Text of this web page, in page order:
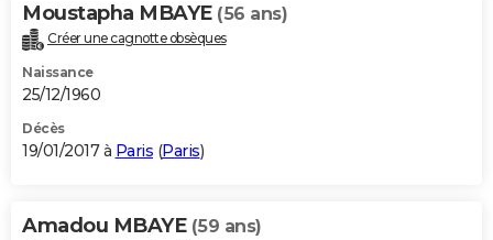
Moustapha MBAYE (56 ans)
Créer une cagnotte obsèques
Naissance
25/12/1960
Décès
19/01/2017 à Paris (Paris)
Amadou MBAYE (59 ans)